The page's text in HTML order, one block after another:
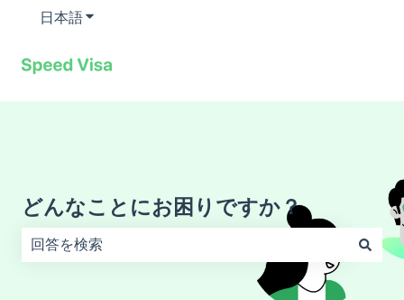
日本語翻訳のサブメニューを表示
どんなことにお困りですか？
検索フィールドが空なので、候補はありません。